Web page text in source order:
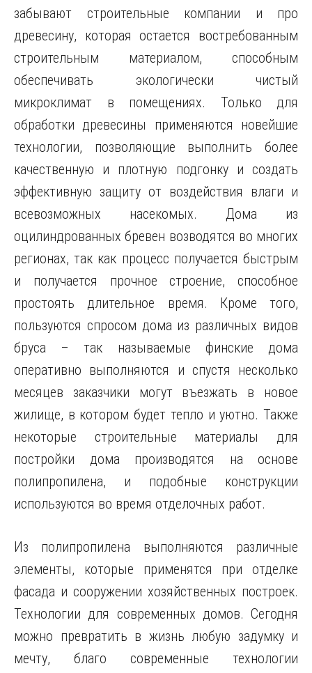
забывают строительные компании и про
древесину, которая остается востребованным
строительным материалом, способным
обеспечивать экологически чистый
микроклимат в помещениях. Только для
обработки древесины применяются новейшие
технологии, позволяющие выполнить более
качественную и плотную подгонку и создать
эффективную защиту от воздействия влаги и
всевозможных насекомых. Дома из
оцилиндрованных бревен возводятся во многих
регионах, так как процесс получается быстрым
и получается прочное строение, способное
простоять длительное время. Кроме того,
пользуются спросом дома из различных видов
бруса – так называемые финские дома
оперативно выполняются и спустя несколько
месяцев заказчики могут въезжать в новое
жилище, в котором будет тепло и уютно. Также
некоторые строительные материалы для
постройки дома производятся на основе
полипропилена, и подобные конструкции
используются во время отделочных работ.
Из полипропилена выполняются различные
элементы, которые применятся при отделке
фасада и сооружении хозяйственных построек.
Технологии для современных домов. Сегодня
можно превратить в жизнь любую задумку и
мечту, благо современные технологии